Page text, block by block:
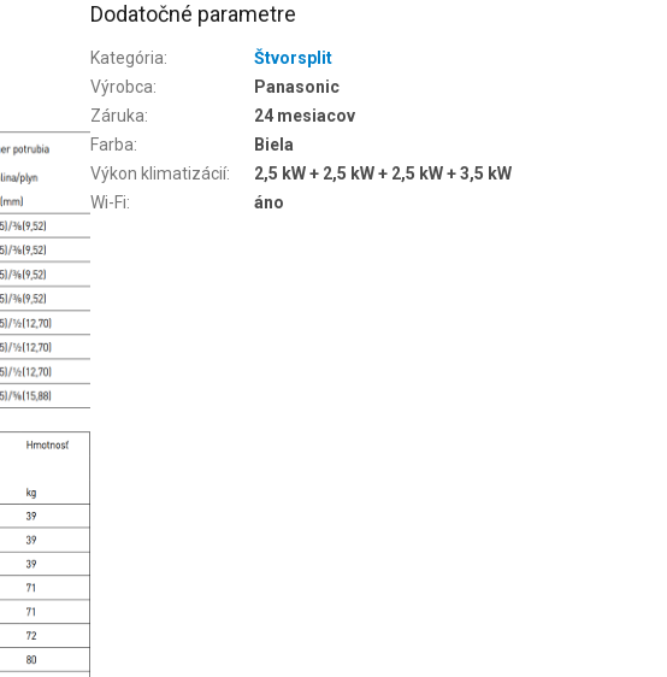
Dodatočné parametre
Kategória:
Štvorsplit
Výrobca:
Panasonic
Záruka:
24 mesiacov
Farba:
Biela
Výkon klimatizácií:
2,5 kW + 2,5 kW + 2,5 kW + 3,5 kW
Wi-Fi: áno